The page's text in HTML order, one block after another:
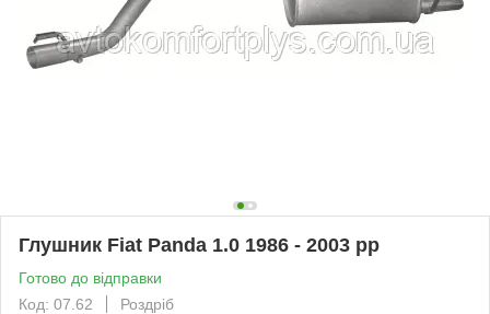
Глушник Fiat Panda 1.0 1986 - 2003 рр
Готово до відправки
Код: 07.62
Роздріб